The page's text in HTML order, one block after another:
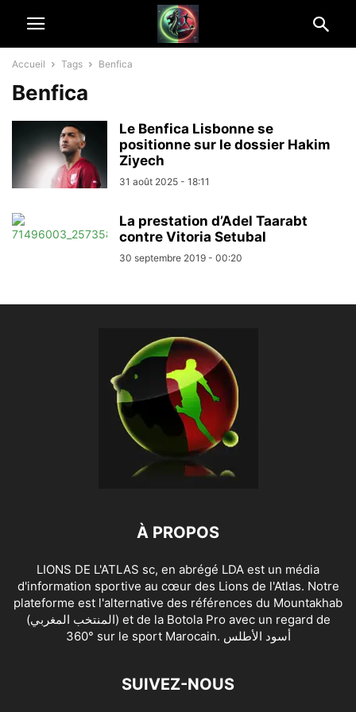
Accueil Tags Benfica
Benfica
Le Benfica Lisbonne se
positionne sur le dossier Hakim
Ziyech
31 août 2025 - 18:11
La prestation d’Adel Taarabt
contre Vitoria Setubal
30 septembre 2019 - 00:20
À PROPOS
LIONS DE L'ATLAS sc, en abrégé LDA est un média
d'information sportive au cœur des Lions de l'Atlas. Notre
plateforme est l'alternative des références du Mountakhab
(المنتخب المغربي) et de la Botola Pro avec un regard de
360° sur le sport Marocain. أسود الأطلس
SUIVEZ-NOUS